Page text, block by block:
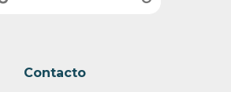
Contacto